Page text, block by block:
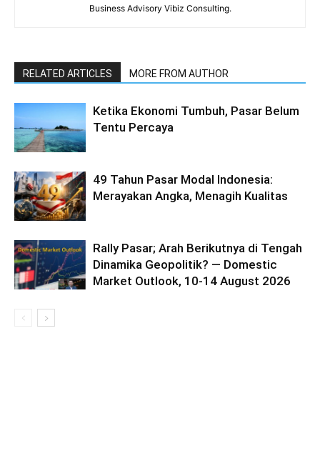
Business Advisory Vibiz Consulting.
RELATED ARTICLES MORE FROM AUTHOR
Ketika Ekonomi Tumbuh, Pasar Belum
Tentu Percaya
49 Tahun Pasar Modal Indonesia:
Merayakan Angka, Menagih Kualitas
Rally Pasar; Arah Berikutnya di Tengah
Dinamika Geopolitik? — Domestic
Market Outlook, 10-14 August 2026